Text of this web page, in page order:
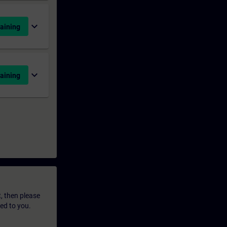
expand_more
expand_more
then please
to you.